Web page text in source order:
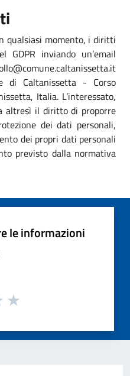
qualsiasi momento, i diritti
inviando un’email
di Caltanissetta - Corso
Italia. L’interessato,
altresì il diritto di proporre
dei dati personali,
dei propri dati personali
previsto dalla normativa
le informazioni